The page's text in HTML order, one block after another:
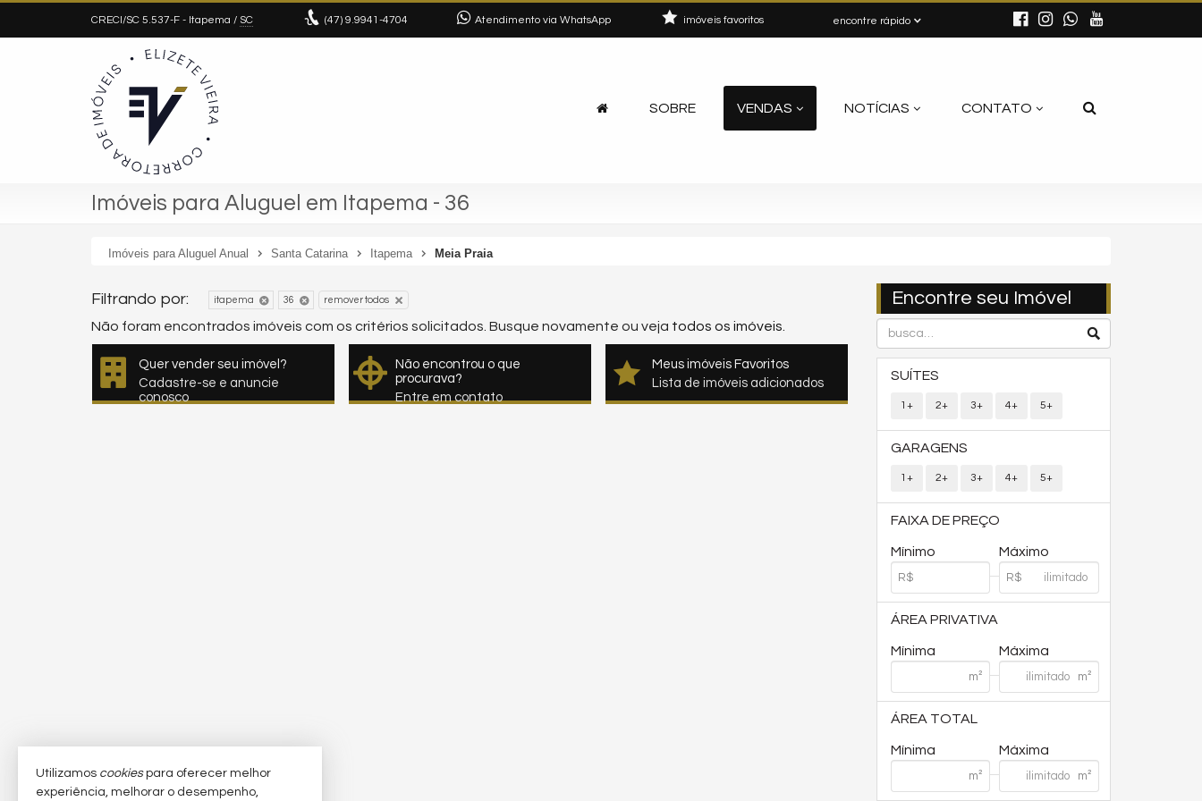
CRECI/SC 5.537-F - Itapema / SC (47) 9.9941-4704 Atendimento via WhatsApp encontre rápido
imóveis favoritos
SOBRE VENDAS NOTÍCIAS CONTATO
Imóveis para Aluguel em Itapema - 36
Imóveis para Aluguel Anual Santa Catarina Itapema Meia Praia
Encontre seu Imóvel
SUÍTES
1+ 2+ 3+ 4+ 5+
GARAGENS
1+ 2+ 3+ 4+ 5+
FAIXA DE PREÇO
Mínimo Máximo
ÁREA PRIVATIVA
Mínima Máxima
ÁREA TOTAL
Mínima Máxima
Filtrando por: itapema 36 remover todos
Não foram encontrados imóveis com os critérios solicitados. Busque novamente ou veja todos os imóveis
Quer vender seu imóvel?
Cadastre-se e anuncie
conosco
Não encontrou o que
procurava?
Entre em contato
Meus imóveis Favoritos
Lista de imóveis adicionados
Utilizamos cookiespara oferecer melhor
experiência, melhorar o desempenho,